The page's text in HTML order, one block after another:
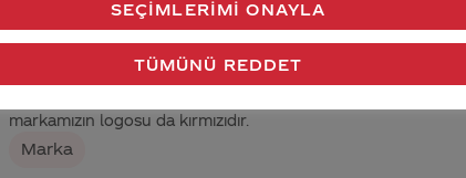
Coca cola reklamlarındaki şişe neden
markamızın logosu da kırmızıdır.
Marka
TÜMÜNÜ REDDET
SEÇIMLERIMI ONAYLA